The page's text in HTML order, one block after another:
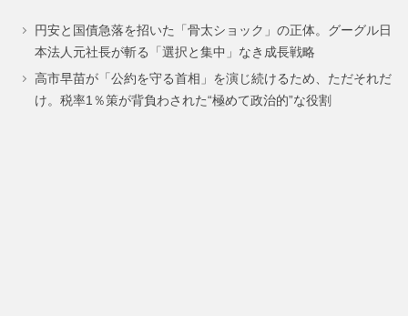
ー
ジ
ー
ジ
ー
ジ
ー
ジ
円安と国債急落を招いた「骨太ショック」の正体。グーグル日
本法人元社長が斬る「選択と集中」なき成長戦略
高市早苗が「公約を守る首相」を演じ続けるため、ただそれだ
け。税率1％策が背負わされた“極めて政治的”な役割